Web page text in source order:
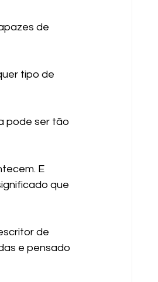
de
tipo de
pode ser tão
E
que
de
e pensado